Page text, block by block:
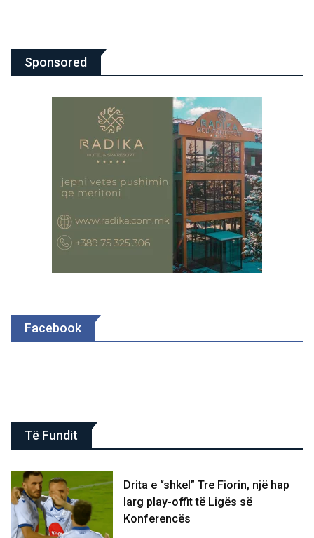
Sponsored
Facebook
Të Fundit
Drita e “shkel” Tre Fiorin, një hap
larg play-offit të Ligës së
Konferencës